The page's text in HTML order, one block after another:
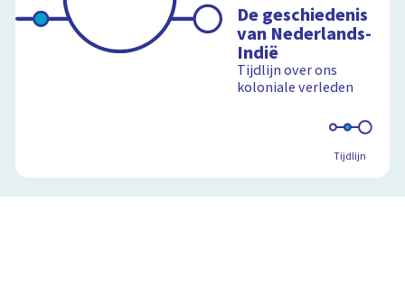
De geschiedenis
van Nederlands-
Indië
Tijdlijn over ons
koloniale verleden
Tijdlijn